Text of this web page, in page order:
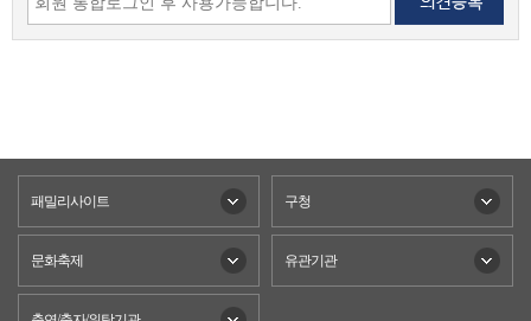
패밀리사이트 구청
문화축제 유관기관